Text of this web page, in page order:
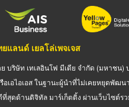
ยแลนด์ เยลโล่เพจเจส
บริษัท เทเลอินโฟ มีเดีย จำกัด (มหาชน)
รือเอไอเอส ในฐานะผู้นำที่ไม่เคยหยุดพัฒน
สุดด้านดิจิทัล มาร์เก็ตติ้ง ผ่านเว็บไซต์ร